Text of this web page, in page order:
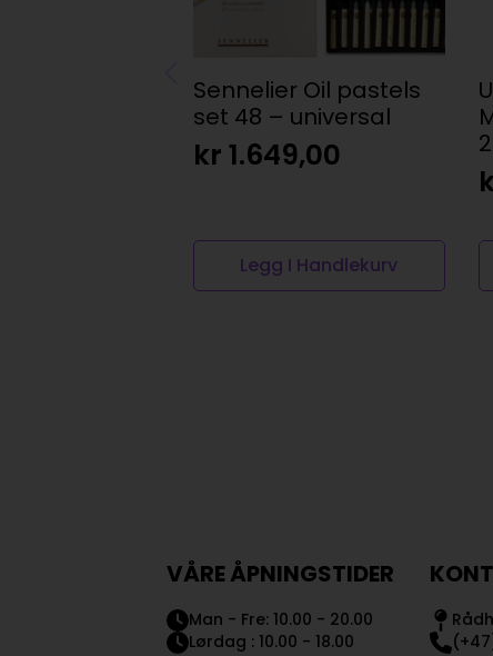
Sennelier Oil pastels
set 48 – universal
kr 1.649,00
Legg I Handlekurv
VÅRE ÅPNINGSTIDER
Man - Fre: 10.00 - 20.00
Lørdag : 10.00 - 18.00